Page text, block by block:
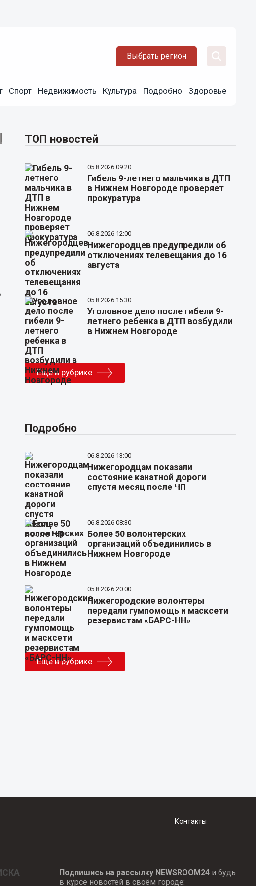
Выбрать регион
Спорт Недвижимость Культура Подробно Здоровье
ТОП новостей
05.8.2026 09:20
Гибель 9-летнего мальчика в ДТП
в Нижнем Новгороде проверяет
прокуратура
06.8.2026 12:00
Нижегородцев предупредили об
отключениях телевещания до 16
августа
05.8.2026 15:30
Уголовное дело после гибели 9-
летнего ребенка в ДТП возбудили
в Нижнем Новгороде
Еще в рубрике
Подробно
06.8.2026 13:00
Нижегородцам показали
состояние канатной дороги
спустя месяц после ЧП
06.8.2026 08:30
Более 50 волонтерских
организаций объединились в
Нижнем Новгороде
05.8.2026 20:00
Нижегородские волонтеры
передали гумпомощь и масксети
резервистам «БАРС-НН»
Еще в рубрике
Контакты
Подпишись на рассылку NEWSROOM24и будь
в курсе новостей в своём городе: